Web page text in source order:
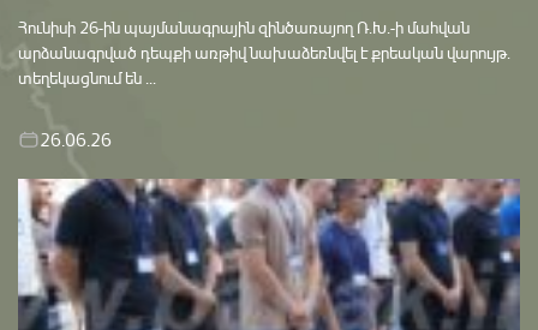
Հունիսի 26-ին պայմանագրային զինծառայող Ռ.Խ.-ի մահվան
արձանագրված դեպքի առթիվ նախաձեռնվել է քրեական վարույթ․
տեղեկացնում են ...
26.06.26